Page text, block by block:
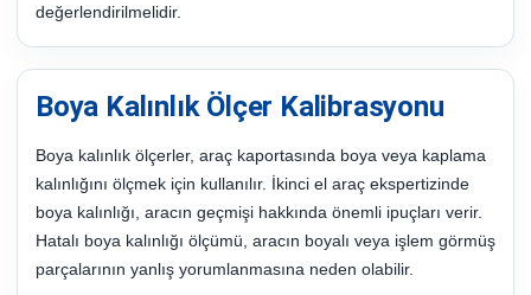
değerlendirilmelidir.
Boya Kalınlık Ölçer Kalibrasyonu
Boya kalınlık ölçerler, araç kaportasında boya veya kaplama
kalınlığını ölçmek için kullanılır. İkinci el araç ekspertizinde
boya kalınlığı, aracın geçmişi hakkında önemli ipuçları verir.
Hatalı boya kalınlığı ölçümü, aracın boyalı veya işlem görmüş
parçalarının yanlış yorumlanmasına neden olabilir.